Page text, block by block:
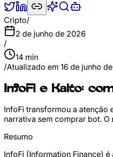
Cripto/
2 de junho de 2026
/
14 min
/Atualizado em 16 de junho
InfoFi e Kaito:
InfoFi transformou a atenção
narrativa sem comprar bot.
Resumo
InfoFi (Information Finance)